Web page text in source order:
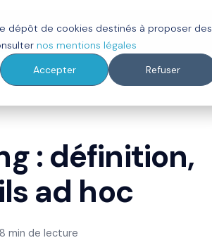
dépôt de cookies destinés à proposer des
nos mentions légales
Accepter Refuser
Ressources
: définition,
ad hoc
8 min de lecture